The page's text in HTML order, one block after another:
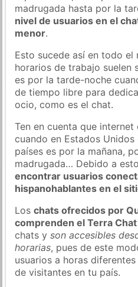
madrugada hasta por la
nivel de usuarios en el
menor.
Esto sucede así en todo el
horarios de trabajo suelen
es por la tarde-noche
de tiempo libre para
ocio, como es el chat.
Ten en cuenta que
cuando en Estados
países es por la mañana,
madrugada… Debido a
encontrar usuarios
hispanohablantes en el
Loschats ofrecidos por
comprenden el Terra
chats yson accesibles
horarias, pues de este
usuarios a horas
de visitantes en tu país.